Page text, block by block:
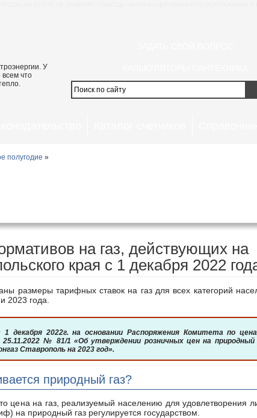
У
что
полугодие »
на газ, действующих на
края с 1 декабря 2022
2023 года.
№ 81/1 «Об утверждении розничных цен на природный
Ставрополь на 2023 год».
природный газ?
на природный газ регулируется государством.